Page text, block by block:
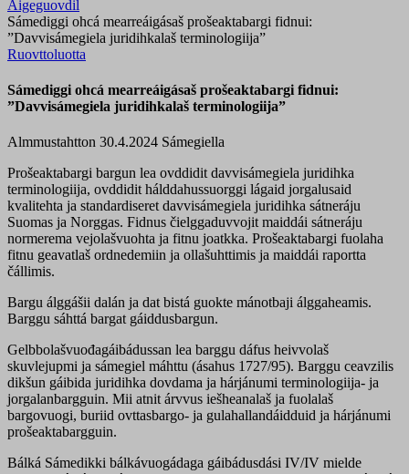
Áigeguovdil
Sámediggi ohcá mearreáigásaš prošeaktabargi fidnui:
”Davvisámegiela juridihkalaš terminologiija”
Ruovttoluotta
Sámediggi ohcá mearreáigásaš prošeaktabargi fidnui:
”Davvisámegiela juridihkalaš terminologiija”
Almmustahtton 30.4.2024 Sámegiella
Prošeaktabargi bargun lea ovddidit davvisámegiela juridihka
terminologiija, ovddidit hálddahussuorggi lágaid jorgalusaid
kvalitehta ja standardiseret davvisámegiela juridihka sátneráju
Suomas ja Norggas. Fidnus čielggaduvvojit maiddái sátneráju
normerema vejolašvuohta ja fitnu joatkka. Prošeaktabargi fuolaha
fitnu geavatlaš ordnedemiin ja ollašuhttimis ja maiddái raportta
čállimis.
Bargu álggášii dalán ja dat bistá guokte mánotbaji álggaheamis.
Barggu sáhttá bargat gáiddusbargun.
Gelbbolašvuođagáibádussan lea barggu dáfus heivvolaš
skuvlejupmi ja sámegiel máhttu (ásahus 1727/95). Barggu ceavzilis
dikšun gáibida juridihka dovdama ja hárjánumi terminologiija- ja
jorgalanbargguin. Mii atnit árvvus iešheanalaš ja fuolalaš
bargovuogi, buriid ovttasbargo- ja gulahallandáidduid ja hárjánumi
prošeaktabargguin.
Bálká Sámedikki bálkávuogádaga gáibádusdási IV/IV mielde